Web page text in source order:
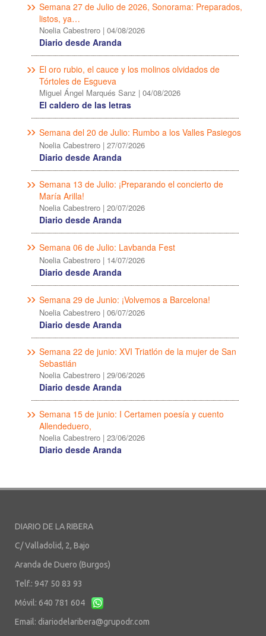
Semana 27 de Julio de 2026, Sonorama: Preparados,
listos, ya…
Noelia Cabestrero | 04/08/2026
Diario desde Aranda
El oro rubio, el cauce y los molinos olvidados de
Tórtoles de Esgueva
Miguel Ángel Marqués Sanz | 04/08/2026
El caldero de las letras
Semana del 20 de Julio: Rumbo a los Valles Pasiegos
Noelia Cabestrero | 27/07/2026
Diario desde Aranda
Semana 13 de Julio: ¡Preparando el concierto de
María Arilla!
Noelia Cabestrero | 20/07/2026
Diario desde Aranda
Semana 06 de Julio: Lavbanda Fest
Noelia Cabestrero | 14/07/2026
Diario desde Aranda
Semana 29 de Junio: ¡Volvemos a Barcelona!
Noelia Cabestrero | 06/07/2026
Diario desde Aranda
Semana 22 de junio: XVI Triatlón de la mujer de San
Sebastián
Noelia Cabestrero | 29/06/2026
Diario desde Aranda
Semana 15 de junio: I Certamen poesía y cuento
Allendeduero,
Noelia Cabestrero | 23/06/2026
Diario desde Aranda
DIARIO DE LA RIBERA
C/ Valladolid, 2, Bajo
Aranda de Duero (Burgos)
Telf.: 947 50 83 93
Móvil: 640 781 604
Email: diariodelaribera@grupodr.com